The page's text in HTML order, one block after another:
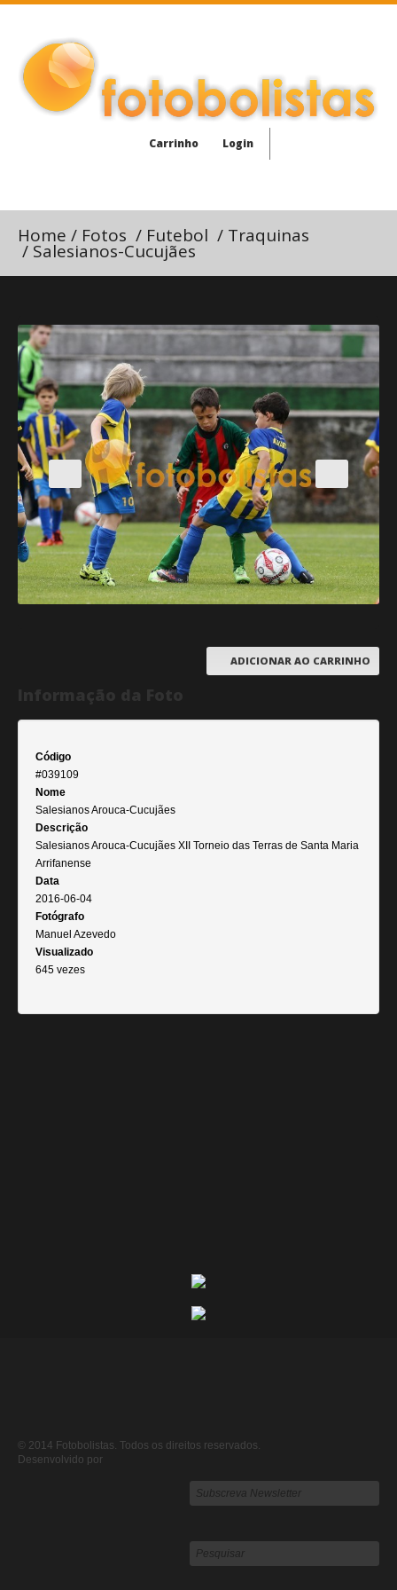
Carrinho Login
Home / Fotos / Futebol / Traquinas
/ Salesianos-Cucujães
ADICIONAR AO CARRINHO
Código
#039109
Nome
Salesianos Arouca-Cucujães
Descrição
Salesianos Arouca-Cucujães XII Torneio das Terras de Santa Maria
Arrifanense
Data
2016-06-04
Fotógrafo
Manuel Azevedo
Visualizado
645 vezes
© 2014 Fotobolistas. Todos os direitos reservados.
Desenvolvido por